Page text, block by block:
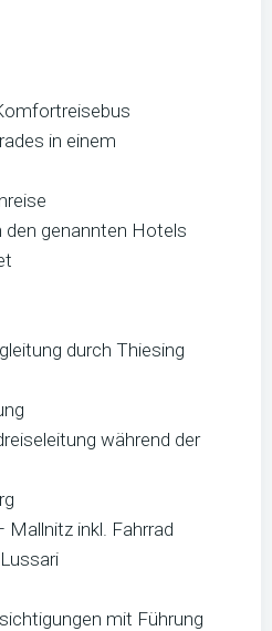
in einem
den genannten Hotels
durch Thiesing
während der
inkl. Fahrrad
mit Führung